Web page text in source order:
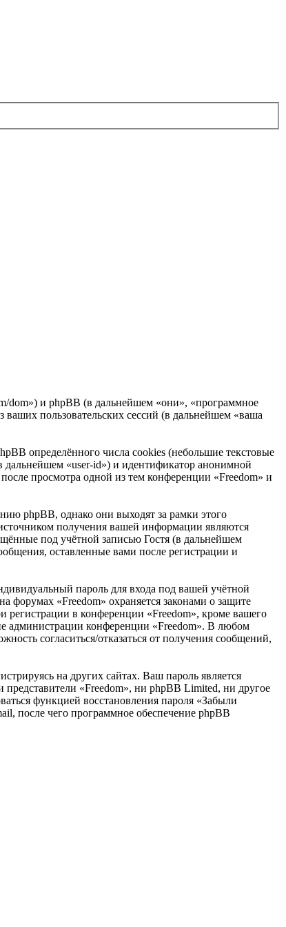
dom») и phpBB (в дальнейшем «они», «программное
пользовательских сессий (в дальнейшем «ваша
определённого числа cookies (небольшие текстовые
дальнейшем «user-id») и идентификатор анонимной
просмотра одной из тем конференции «Freedom» и
phpBB, однако они выходят за рамки этого
получения вашей информации являются
под учётной записью Гостя (в дальнейшем
оставленные вами после регистрации и
пароль для входа под вашей учётной
форумах «Freedom» охраняется законами о защите
в конференции «Freedom», кроме вашего
администрации конференции «Freedom». В любом
согласиться/отказаться от получения сообщений,
на других сайтах. Ваш пароль является
представители «Freedom», ни phpBB Limited, ни другое
функцией восстановления пароля «Забыли
после чего программное обеспечение phpBB